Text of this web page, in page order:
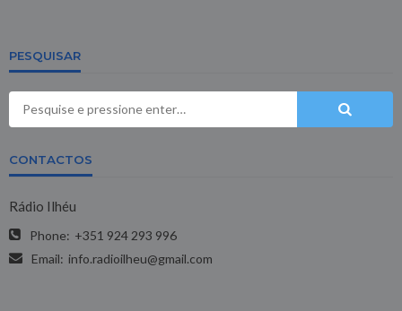
PESQUISAR
CONTACTOS
Rádio Ilhéu
Phone: +351 924 293 996
Email: info.radioilheu@gmail.com